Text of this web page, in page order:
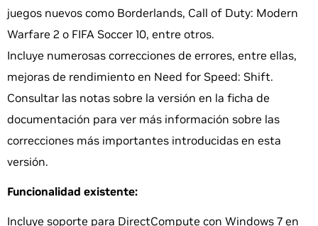
juegos nuevos como Borderlands, Call of Duty: Modern
Warfare 2 o FIFA Soccer 10, entre otros.
Incluye numerosas correcciones de errores, entre ellas,
mejoras de rendimiento en Need for Speed: Shift.
Consultar las notas sobre la versión en la ficha de
documentación para ver más información sobre las
correcciones más importantes introducidas en esta
versión.
Funcionalidad existente:
Incluye soporte para DirectCompute con Windows 7 en